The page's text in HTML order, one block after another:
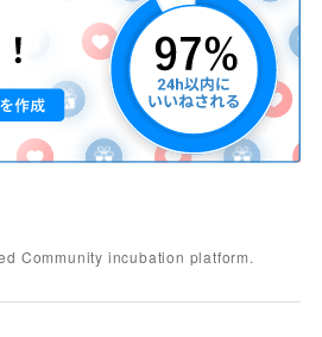
Community incubation platform.